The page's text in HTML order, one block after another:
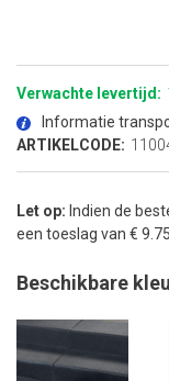
naar
begin
de
afbeeldingen-
Verwachte levertijd:
Informatie
ARTIKELCODE:
Let op: Indien de
een toeslag van € 9.75.
Beschikbare